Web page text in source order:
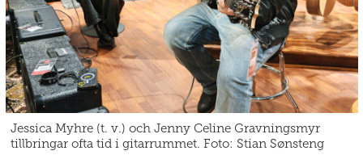
Jessica Myhre (t. v.) och Jenny Celine Gravningsmyr
tillbringar ofta tid i gitarrummet. Foto: Stian Sønsteng